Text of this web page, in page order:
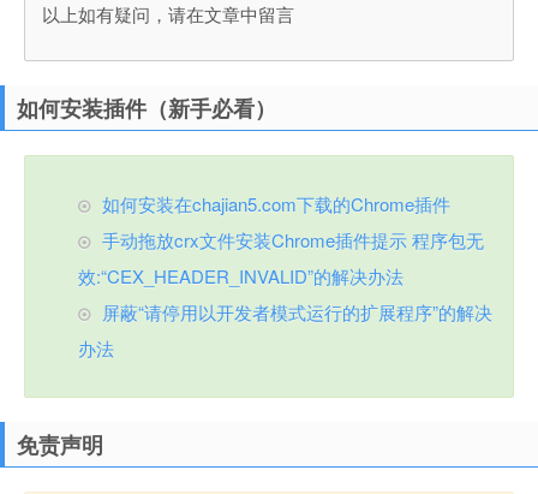
以上如有疑问，请在文章中留言
如何安装插件（新手必看）
如何安装在chajian5.com下载的Chrome插件
手动拖放crx文件安装Chrome插件提示 程序包无
效:“CEX_HEADER_INVALID”的解决办法
屏蔽“请停用以开发者模式运行的扩展程序”的解决
办法
免责声明